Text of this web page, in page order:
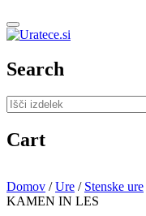
Search
Cart
Domov / Ure / Stenske ure
KAMEN IN LES